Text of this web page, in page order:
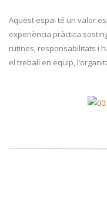
Aquest espai té un valor
experiència pràctica
rutines, responsabilitats i
el treball en equip,